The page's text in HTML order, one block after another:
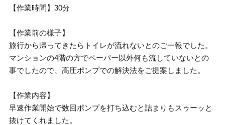
【作業時間】30分
【作業前の様子】
旅行から帰ってきたらトイレが流れないとのご一報でした。
マンションの4階の方でペーパー以外何も流していないとの
事でしたので、高圧ポンプでの解決法をご提案しました。
【作業内容】
早速作業開始で数回ポンプを打ち込むと詰まりもスゥーッと
抜けてくれました。